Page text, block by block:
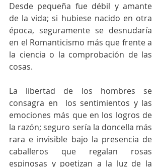
Desde pequeña fue débil y amante
de la vida; si hubiese nacido en otra
época, seguramente se desnudaría
en el Romanticismo más que frente a
la ciencia o la comprobación de las
cosas.
La libertad de los hombres se
consagra en  los sentimientos y las
emociones más que en los logros de
la razón; seguro sería la doncella más
rara e invisible bajo la presencia de
caballeros que regalan rosas
espinosas y poetizan a la luz de la